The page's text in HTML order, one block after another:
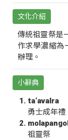
文化介紹
傳統祖靈祭是
作求學濃縮為
辦理。
小辭典
ta‘avalra
勇士成年禮
祖靈祭